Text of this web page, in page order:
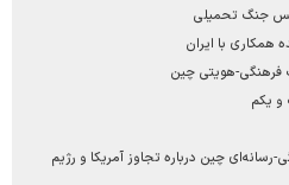
جنگ تحمیلی
همکاری با ایران
فرهنگی-هویتی چین
و یکم
رسانه‌ای چین درباره تجاوز آمریکا و رژیم